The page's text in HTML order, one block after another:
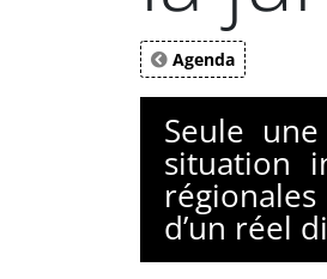
Agenda
Seule
situation
d’un réel